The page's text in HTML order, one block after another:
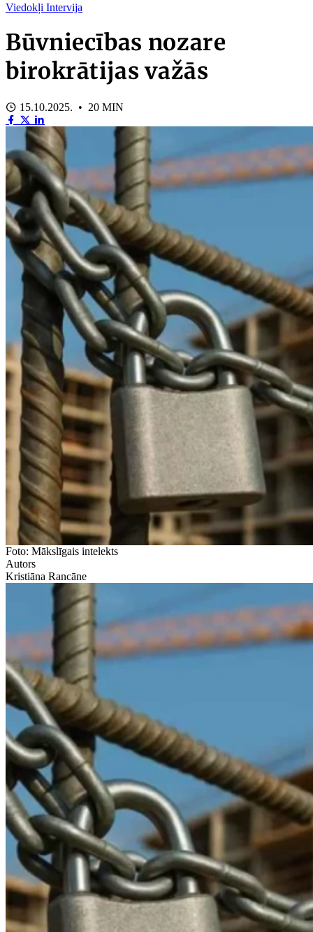
Viedokļi Intervija
Būvniecības nozare
birokrātijas važās
15.10.2025. • 20 MIN
Foto: Mākslīgais intelekts
Autors
Kristiāna Rancāne